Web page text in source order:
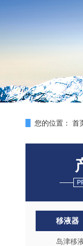
您的位置： 首
移液器
岛津移